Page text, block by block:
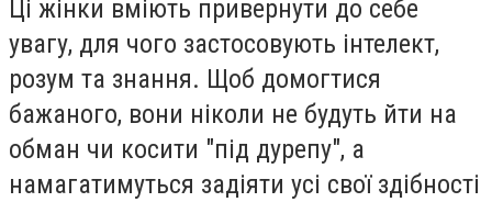
Ці жінки вміють привернути до себе
увагу, для чого застосовують інтелект,
розум та знання. Щоб домогтися
бажаного, вони ніколи не будуть йти на
обман чи косити "під дурепу", а
намагатимуться задіяти усі свої здібності